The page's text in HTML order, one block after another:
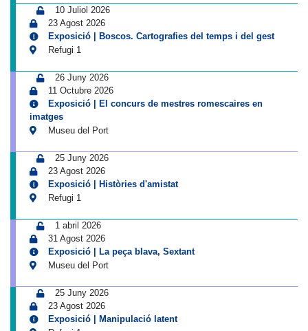
10 Juliol 2026
23 Agost 2026
Exposició | Boscos. Cartografies del temps i del gest
Refugi 1
26 Juny 2026
11 Octubre 2026
Exposició | El concurs de mestres romescaires en
imatges
Museu del Port
25 Juny 2026
23 Agost 2026
Exposició | Històries d'amistat
Refugi 1
1 abril 2026
31 Agost 2026
Exposició | La peça blava, Sextant
Museu del Port
25 Juny 2026
23 Agost 2026
Exposició | Manipulació latent